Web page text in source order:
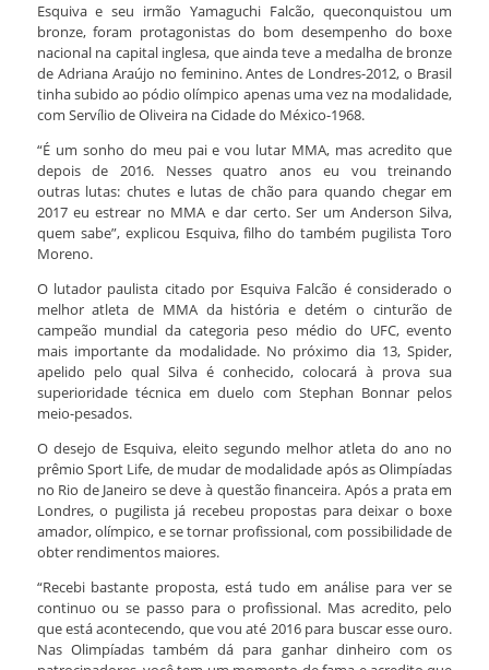
Esquiva e seu irmão Yamaguchi Falcão, queconquistou um
bronze, foram protagonistas do bom desempenho do boxe
nacional na capital inglesa, que ainda teve a medalha de bronze
de Adriana Araújo no feminino. Antes de Londres-2012, o Brasil
tinha subido ao pódio olímpico apenas uma vez na modalidade,
com Servílio de Oliveira na Cidade do México-1968.
“É um sonho do meu pai e vou lutar MMA, mas acredito que
depois de 2016. Nesses quatro anos eu vou treinando
outras lutas: chutes e lutas de chão para quando chegar em
2017 eu estrear no MMA e dar certo. Ser um Anderson Silva,
quem sabe”, explicou Esquiva, filho do também pugilista Toro
Moreno.
O lutador paulista citado por Esquiva Falcão é considerado o
melhor atleta de MMA da história e detém o cinturão de
campeão mundial da categoria peso médio do UFC, evento
mais importante da modalidade. No próximo dia 13, Spider,
apelido pelo qual Silva é conhecido, colocará à prova sua
superioridade técnica em duelo com Stephan Bonnar pelos
meio-pesados.
O desejo de Esquiva, eleito segundo melhor atleta do ano no
prêmio Sport Life, de mudar de modalidade após as Olimpíadas
no Rio de Janeiro se deve à questão financeira. Após a prata em
Londres, o pugilista já recebeu propostas para deixar o boxe
amador, olímpico, e se tornar profissional, com possibilidade de
obter rendimentos maiores.
“Recebi bastante proposta, está tudo em análise para ver se
continuo ou se passo para o profissional. Mas acredito, pelo
que está acontecendo, que vou até 2016 para buscar esse ouro.
Nas Olimpíadas também dá para ganhar dinheiro com os